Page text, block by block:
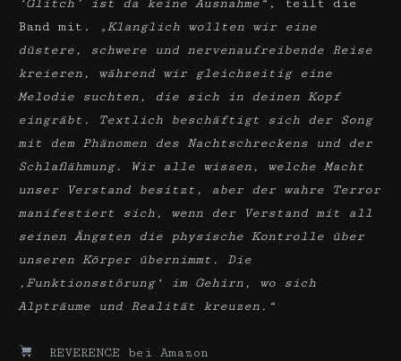
‘Glitch’ ist da keine Ausnahme“ , teilt die
Band mit.
„Klanglich wollten wir eine
düstere, schwere und nervenaufreibende Reise
kreieren, während wir gleichzeitig eine
Melodie suchten, die sich in deinen Kopf
eingräbt. Textlich beschäftigt sich der Song
mit dem Phänomen des Nachtschreckens und der
Schlaflähmung. Wir alle wissen, welche Macht
unser Verstand besitzt, aber der wahre Terror
manifestiert sich, wenn der Verstand mit all
seinen Ängsten die physische Kontrolle über
unseren Körper übernimmt. Die
,Funktionsstörung‘ im Gehirn, wo sich
Alpträume und Realität kreuzen.“
REVERENCE bei Amazon